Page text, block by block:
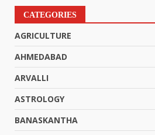
CATEGORIES
AGRICULTURE
AHMEDABAD
ARVALLI
ASTROLOGY
BANASKANTHA